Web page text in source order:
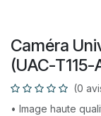
Caméra
(UAC-T115-
(0
• Image haute